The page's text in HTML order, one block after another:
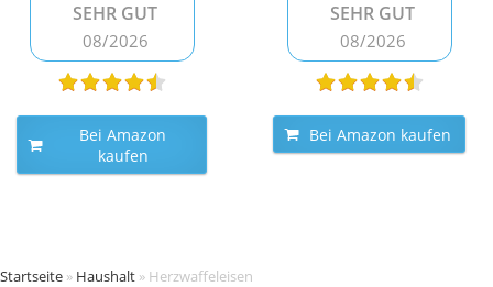
SEHR GUT
08/2026
Bei Amazon
kaufen
SEHR GUT
08/2026
Bei Amazon kaufen
Startseite » Haushalt » Herzwaffeleisen